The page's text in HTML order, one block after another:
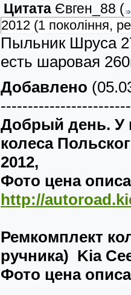
Цитата Євген_88 (
2012 (1 покоління,
Пыльник Шруса
есть шаровая
Добавлено
Добрый день. У
колеса
2012,
Фото цена
http://
Ремкомплект
ручника) Kia
Фото цена